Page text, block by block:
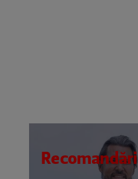
Recomandări